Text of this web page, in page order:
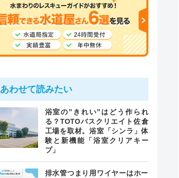
あわせて読みたい
浴室の”きれい”はどう作られ
る？TOTOバスクリエイト佐倉
工場を取材。浴室「シンラ」体
験と新機能「浴室クリアキー
プ」
排水管つまり用ワイヤーはホー